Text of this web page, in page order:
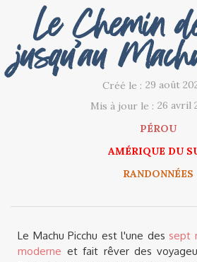
Le Chemin
jusqu’au
Créé le : 29 août
Mis à jour le : 26 avril
PÉROU
AMÉRIQUE DU
RANDONNÉES
Le Machu Picchu est l'une des sept
moderne et fait rêver des